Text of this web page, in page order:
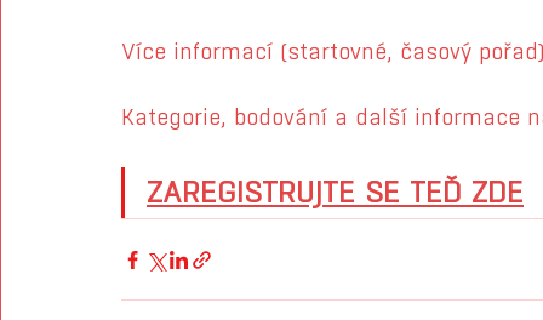
Více informací (startovné, časový
Kategorie, bodování a další informace
ZAREGISTRUJTE SE TEĎ ZDE